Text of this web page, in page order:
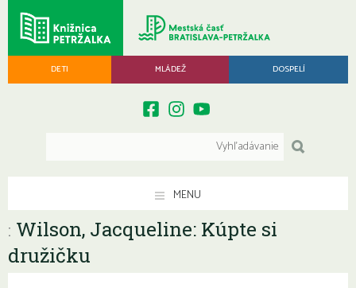
DETI MLÁDEŽ DOSPELÍ
MENU
: Wilson, Jacqueline: Kúpte si
družičku